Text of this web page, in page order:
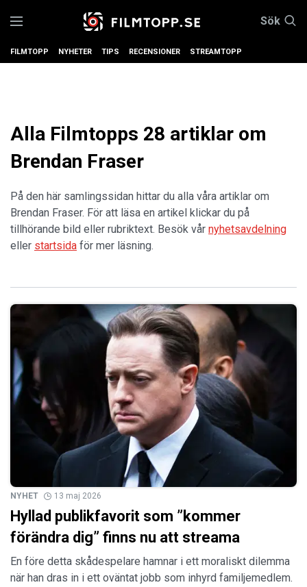
Sök
FILMTOPP NYHETER TIPS RECENSIONER STREAMTOPP
Alla Filmtopps 28 artiklar om
Brendan Fraser
På den här samlingssidan hittar du alla våra artiklar om
Brendan Fraser. För att läsa en artikel klickar du på
tillhörande bild eller rubriktext. Besök vår nyhetsavdelning
eller startsida för mer läsning.
NYHET 13 maj 2026
Hyllad publikfavorit som ”kommer
förändra dig” finns nu att streama
En före detta skådespelare hamnar i ett moraliskt dilemma
när han dras in i ett oväntat jobb som inhyrd familjemedlem.